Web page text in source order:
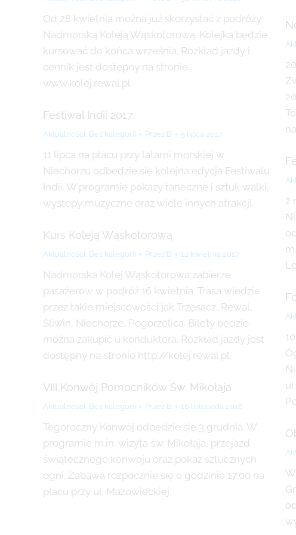
Od 28 kwietnia można już skorzystać z podróży
Nadmorską Koleją Wąskotorową. Kolejka będzie
kursować do końca września. Rozkład jazdy i
cennik jest dostępny na stronie
www.kolej.rewal.pl
Festiwal Indii 2017
Aktualności, Bez kategorii Przez B 5 lipca 2017
11 lipca na placu przy latarni morskiej w
Niechorzu odbędzie się kolejna edycja Festiwalu
Indii. W programie pokazy taneczne i sztuk walki,
występy muzyczne oraz wiele innych atrakcji.
2
Kurs Koleją Wąskotorową
Aktualności, Bez kategorii Przez B 12 kwietnia 2017
Nadmorska Kolej Wąskotorowa zabierze
pasażerów w podróż 16 kwietnia. Trasa wiedzie
przez takie miejscowości jak Trzęsacz, Rewal,
Śliwin, Niechorze, Pogorzelica. Bilety będzie
można zakupić u konduktora. Rozkład jazdy jest
dostępny na stronie http://kolej.rewal.pl
VIII Konwój Pomocników Św. Mikołaja
Aktualności, Bez kategorii Przez B 16 listopada 2016
Tegoroczny Konwój odbędzie się 3 grudnia. W
programie m.in. wizyta św. Mikołaja, przejazd
świątecznego konwoju oraz pokaz sztucznych
ogni. Zabawa rozpocznie się o godzinie 17:00 na
placu przy ul. Mazowieckiej.